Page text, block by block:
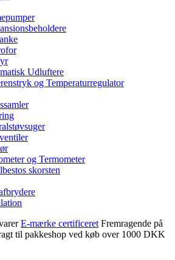
Udluftere
og Temperaturregulator
og Termometer
skorsten
E-mærke certificeret Fremragende på
til pakkeshop ved køb over 1000 DKK